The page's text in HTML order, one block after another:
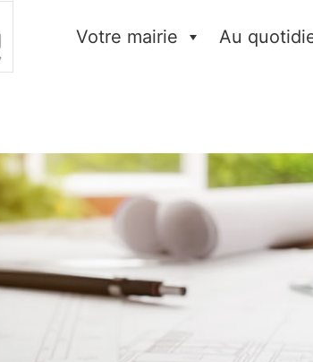
Votre mairie Au